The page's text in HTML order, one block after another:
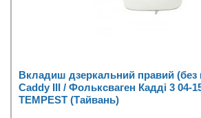
Вкладиш дзеркальний правий (без
Caddy III / Фольксваген Кадді 3 04-
TEMPEST (Тайвань)